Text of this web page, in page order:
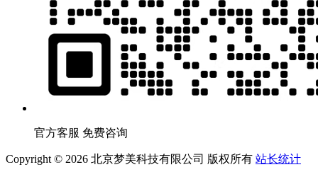
官方客服 免费咨询
Copyright © 2026 北京梦美科技有限公司 版权所有 站长统计